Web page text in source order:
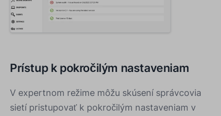
Prístup k pokročilým nastaveniam
V expertnom režime môžu skúsení správcovia
sietí pristupovať k pokročilým nastaveniam v